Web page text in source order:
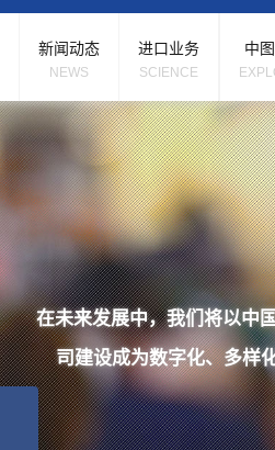
新闻动态
NEWS
进口业务
SCIENCE
中
在未来发展中，我们将以中
司建设成为数字化、多样